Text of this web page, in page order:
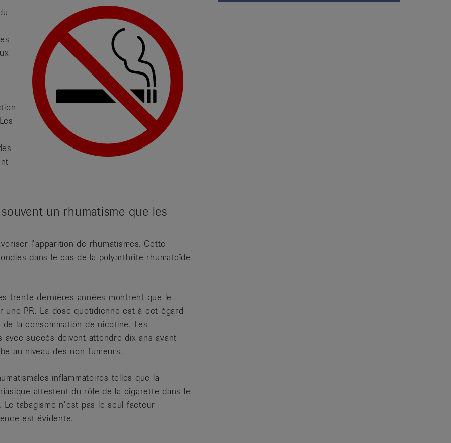
Les
un rhumatisme que les
l’apparition de rhumatismes. Cette
dans le cas de la polyarthrite rhumatoïde
trente dernières années montrent que le
une PR. La dose quotidienne est à cet égard
la consommation de nicotine. Les
succès doivent attendre dix ans avant
au niveau des non-fumeurs.
inflammatoires telles que la
attestent du rôle de la cigarette dans le
tabagisme n’est pas le seul facteur
est évidente.